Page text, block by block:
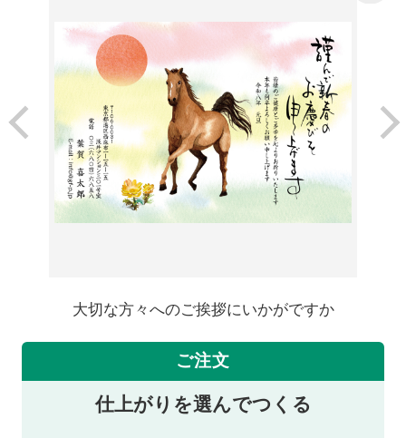
大切な方々へのご挨拶にいかがですか
ご注文
仕上がりを選んでつくる